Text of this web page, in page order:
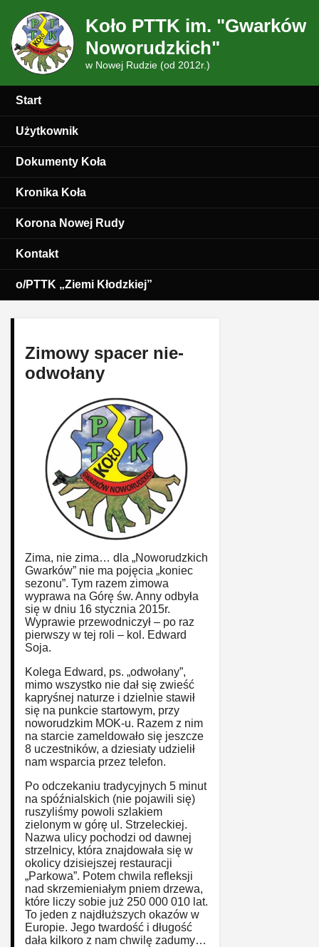
Koło PTTK im. "Gwarków
Noworudzkich"
w Nowej Rudzie (od 2012r.)
Start
Użytkownik
Dokumenty Koła
Kronika Koła
Korona Nowej Rudy
Kontakt
o/PTTK „Ziemi Kłodzkiej”
Zimowy spacer nie-
odwołany
Zima, nie zima… dla „Noworudzkich
Gwarków” nie ma pojęcia „koniec
sezonu”. Tym razem zimowa
wyprawa na Górę św. Anny odbyła
się w dniu 16 stycznia 2015r.
Wyprawie przewodniczył – po raz
pierwszy w tej roli – kol. Edward
Soja.
Kolega Edward, ps. „odwołany”,
mimo wszystko nie dał się zwieść
kapryśnej naturze i dzielnie stawił
się na punkcie startowym, przy
noworudzkim MOK-u. Razem z nim
na starcie zameldowało się jeszcze
8 uczestników, a dziesiaty udzielił
nam wsparcia przez telefon.
Po odczekaniu tradycyjnych 5 minut
na spóźnialskich (nie pojawili się)
ruszyliśmy powoli szlakiem
zielonym w górę ul. Strzeleckiej.
Nazwa ulicy pochodzi od dawnej
strzelnicy, która znajdowała się w
okolicy dzisiejszej restauracji
„Parkowa”. Potem chwila refleksji
nad skrzemieniałym pniem drzewa,
które liczy sobie już 250 000 010 lat.
To jeden z najdłuższych okazów w
Europie. Jego twardość i długość
dała kilkoro z nam chwilę zadumy…